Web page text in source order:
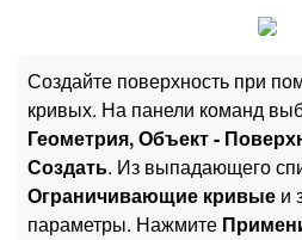
Создайте поверхность при
кривых. На панели команд
Геометрия, Объект -
Создать. Из выпадающего
Ограничивающие кривые и
параметры. Нажмите